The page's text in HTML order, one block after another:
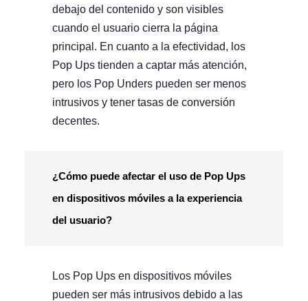
debajo del contenido y son visibles
cuando el usuario cierra la página
principal. En cuanto a la efectividad, los
Pop Ups tienden a captar más atención,
pero los Pop Unders pueden ser menos
intrusivos y tener tasas de conversión
decentes.
¿Cómo puede afectar el uso de Pop Ups
en dispositivos móviles a la experiencia
del usuario?
Los Pop Ups en dispositivos móviles
pueden ser más intrusivos debido a las